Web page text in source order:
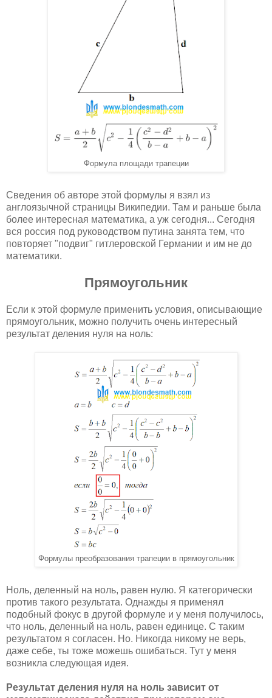
Формула площади трапеции
Сведения об авторе этой формулы я взял из
англоязычной страницы Википедии. Там и раньше была
более интересная математика, а уж сегодня... Сегодня
вся россия под руководством путина занята тем, что
повторяет "подвиг" гитлеровской Германии и им не до
математики.
Прямоугольник
Если к этой формуле применить условия, описывающие
прямоугольник, можно получить очень интересный
результат деления нуля на ноль:
Формулы преобразования трапеции в прямоугольник
Ноль, деленный на ноль, равен нулю. Я категорически
против такого результата. Однажды я применял
подобный фокус в другой формуле и у меня получилось,
что ноль, деленный на ноль, равен единице. С таким
результатом я согласен. Но. Никогда никому не верь,
даже себе, ты тоже можешь ошибаться. Тут у меня
возникла следующая идея.
Результат деления нуля на ноль зависит от